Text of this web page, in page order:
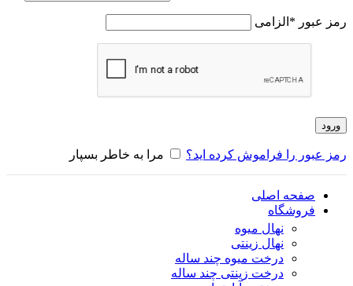
رمز عبور * الزامی
ورود
رمز عبور را فراموش کرده اید؟ مرا به خاطر بسپار
صفحه اصلی
فروشگاه
نهال میوه
نهال زینتی
درخت میوه چند ساله
درخت زینتی چند ساله